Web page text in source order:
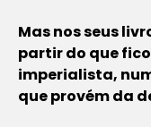
Mas nos seus
partir do que
imperialista,
que provém da